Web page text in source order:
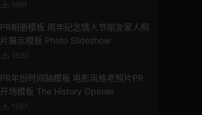
1691
PR相册模板 周年纪念情人节朋友家人照
片展示模板 Photo Slideshow
1630
PR年份时间轴模板 电影风格老照片PR
开场模板 The History Opener
1557